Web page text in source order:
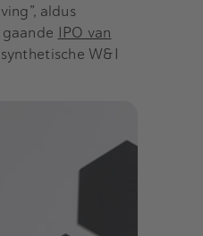
aldus
IPO van
W&I